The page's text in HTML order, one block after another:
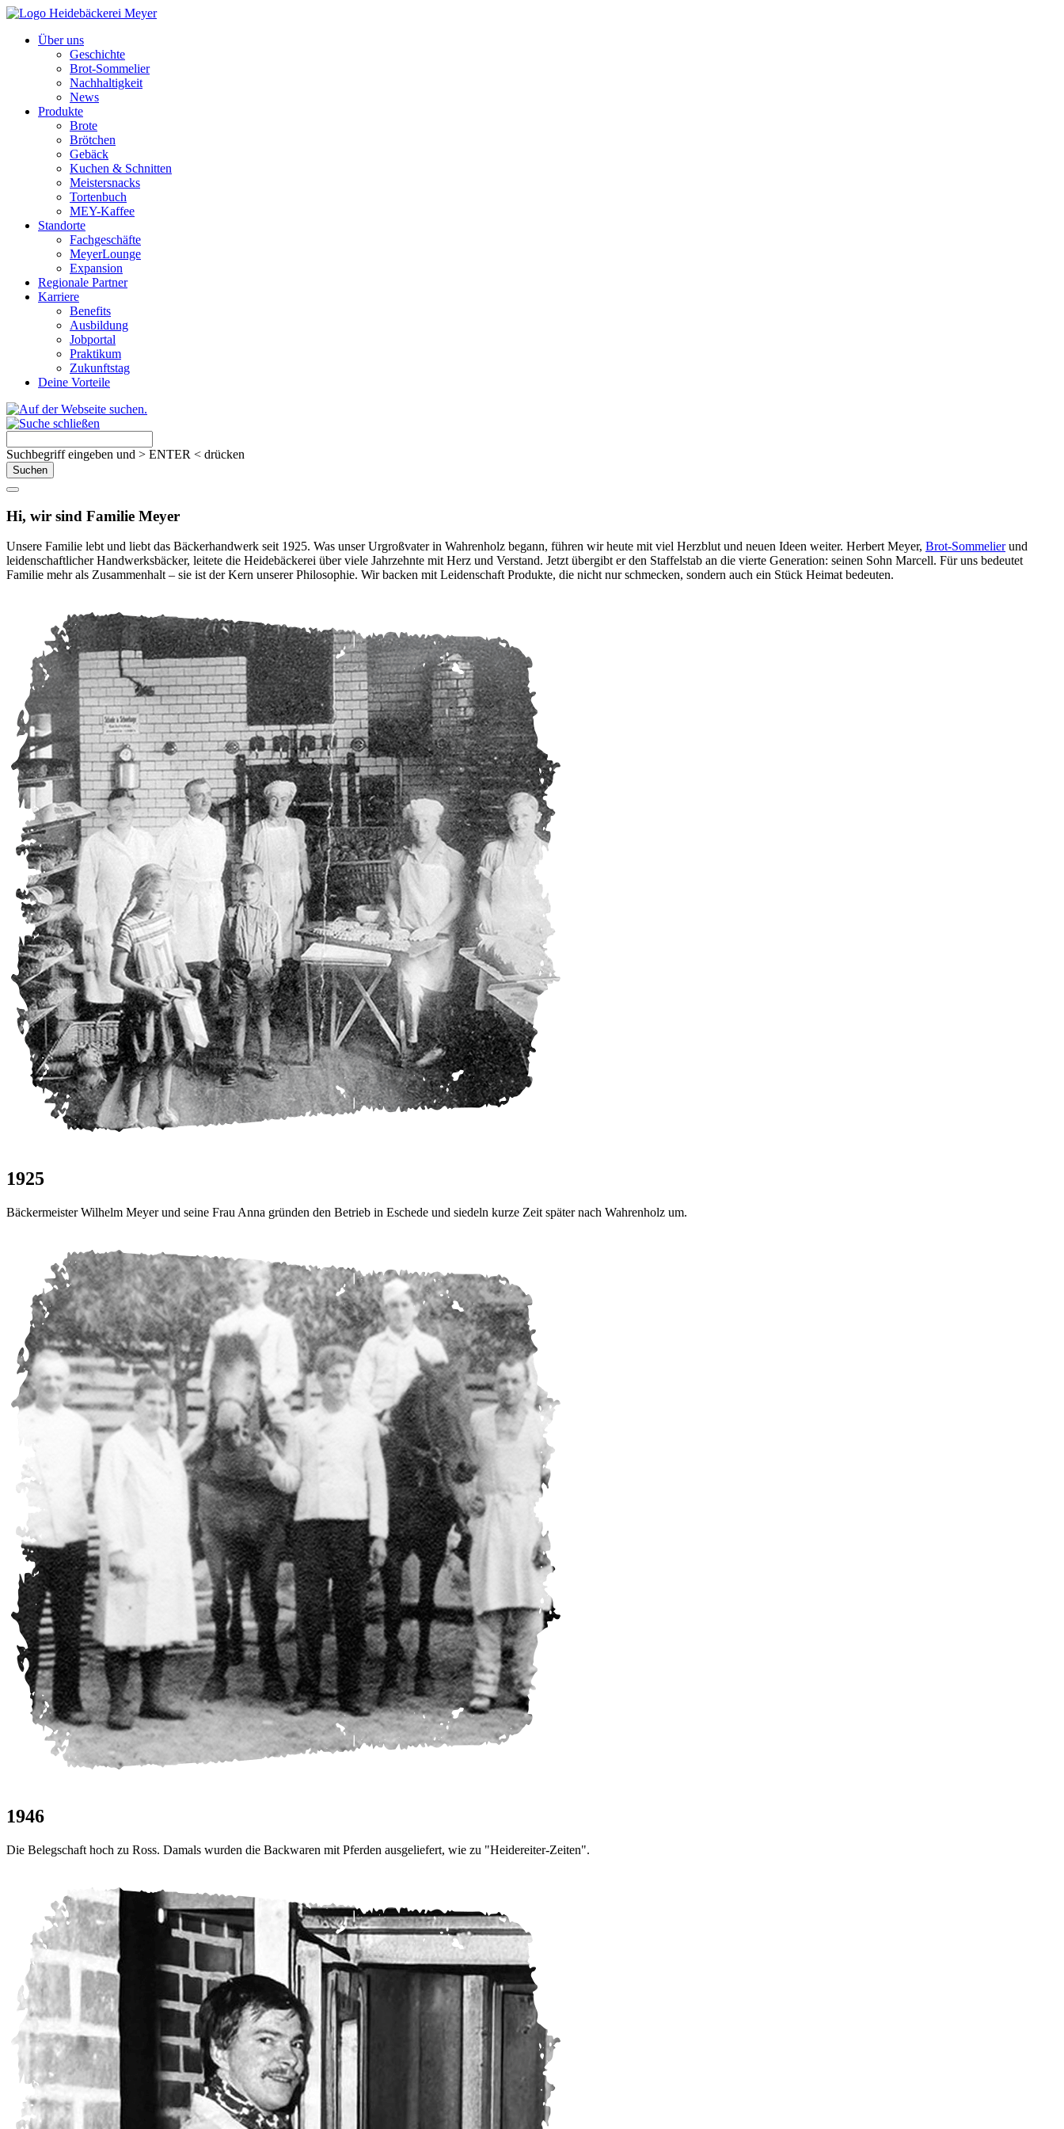
Über uns
Geschichte
Brot-Sommelier
Nachhaltigkeit
News
Produkte
Brote
Brötchen
Gebäck
Kuchen & Schnitten
Meistersnacks
Tortenbuch
MEY-Kaffee
Standorte
Fachgeschäfte
MeyerLounge
Expansion
Regionale Partner
Karriere
Benefits
Ausbildung
Jobportal
Praktikum
Zukunftstag
Deine Vorteile
Suchbegriff eingeben und > ENTER < drücken
Hi, wir sind Familie Meyer
Unsere Familie lebt und liebt das Bäckerhandwerk seit 1925. Was unser Urgroßvater in Wahrenholz begann, führen wir heute mit viel Herzblut und neuen Ideen weiter. Herbert Meyer, Brot-Sommelierund
leidenschaftlicher Handwerksbäcker, leitete die Heidebäckerei über viele Jahrzehnte mit Herz und Verstand. Jetzt übergibt er den Staffelstab an die vierte Generation: seinen Sohn Marcell. Für uns bedeutet
Familie mehr als Zusammenhalt – sie ist der Kern unserer Philosophie. Wir backen mit Leidenschaft Produkte, die nicht nur schmecken, sondern auch ein Stück Heimat bedeuten.
1925
Bäckermeister Wilhelm Meyer und seine Frau Anna gründen den Betrieb in Eschede und siedeln kurze Zeit später nach Wahrenholz um.
1946
Die Belegschaft hoch zu Ross. Damals wurden die Backwaren mit Pferden ausgeliefert, wie zu "Heidereiter-Zeiten".